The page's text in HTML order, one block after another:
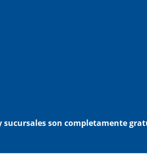
son completamente